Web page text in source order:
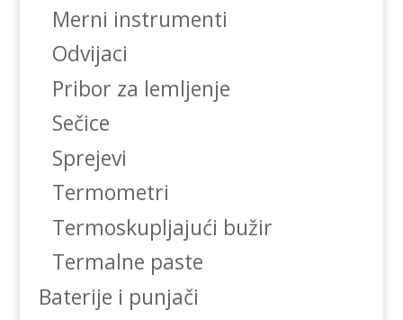
Merni instrumenti
Odvijaci
Pribor za lemljenje
Sečice
Sprejevi
Termometri
Termoskupljajući bužir
Termalne paste
Baterije i punjači